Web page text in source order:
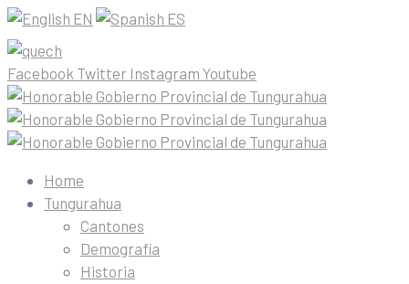
EN ES
Facebook Twitter Instagram Youtube
Home
Tungurahua
Cantones
Demografía
Historia